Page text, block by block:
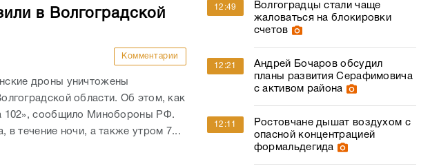
в Волгоградской
Комментарии
дроны уничтожены
области. Об этом, как
102», сообщило Минобороны РФ.
в течение ночи, а также утром 7...
12:49
Волгоградцы стали чаще
жаловаться на блокировки
счетов
12:21
Андрей Бочаров обсудил
планы развития Серафимовича
с активом района
12:11
Ростовчане дышат воздухом с
опасной концентрацией
формальдегида